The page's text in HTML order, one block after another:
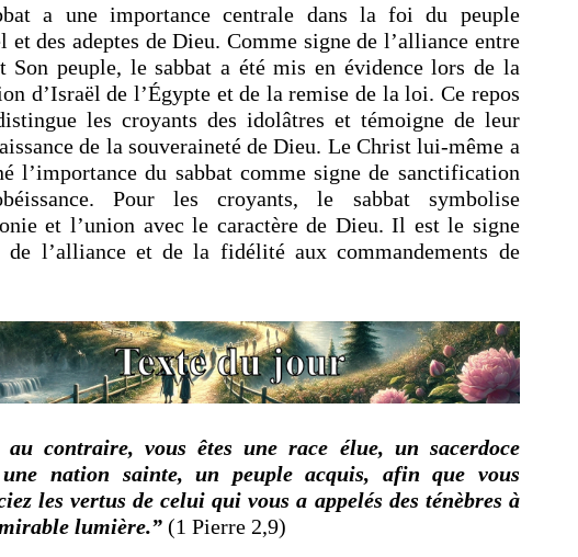
a une importance centrale dans la foi du peuple
et des adeptes de Dieu. Comme signe de l’alliance entre
Son peuple, le sabbat a été mis en évidence lors de la
d’Israël de l’Égypte et de la remise de la loi. Ce repos
les croyants des idolâtres et témoigne de leur
de la souveraineté de Dieu. Le Christ lui-même a
l’importance du sabbat comme signe de sanctification
Pour les croyants, le sabbat symbolise
et l’union avec le caractère de Dieu. Il est le signe
de l’alliance et de la fidélité aux commandements de
au contraire, vous êtes une race élue, un sacerdoce
nation sainte, un peuple acquis, afin que vous
les vertus de celui qui vous a appelés des ténèbres à
lumière.”(1 Pierre 2,9)